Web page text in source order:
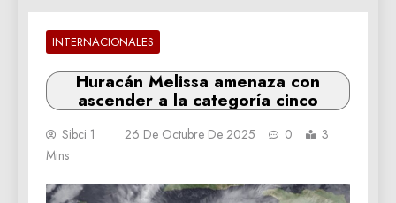
INTERNACIONALES
Huracán Melissa amenaza con
ascender a la categoría cinco
Sibci 1 26 De Octubre De 2025 0
3
Mins